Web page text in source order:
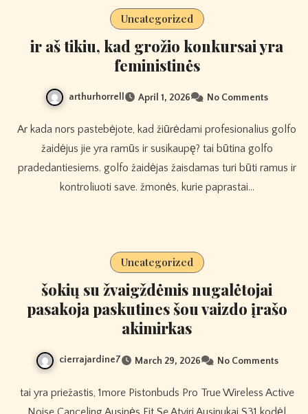
Uncategorized
ir aš tikiu, kad grožio konkursai yra
feministinės
arthurhorrell April 1, 2026 No Comments
Ar kada nors pastebėjote, kad žiūrėdami profesionalius golfo
žaidėjus jie yra ramūs ir susikaupę? tai būtina golfo
pradedantiesiems. golfo žaidėjas žaisdamas turi būti ramus ir
kontroliuoti save. žmonės, kurie paprastai…
Uncategorized
šokių su žvaigždėmis nugalėtojai
pasakoja paskutines šou vaizdo įrašo
akimirkas
cierrajardine7 March 29, 2026 No Comments
tai yra priežastis, 1more Pistonbuds Pro True Wireless Active